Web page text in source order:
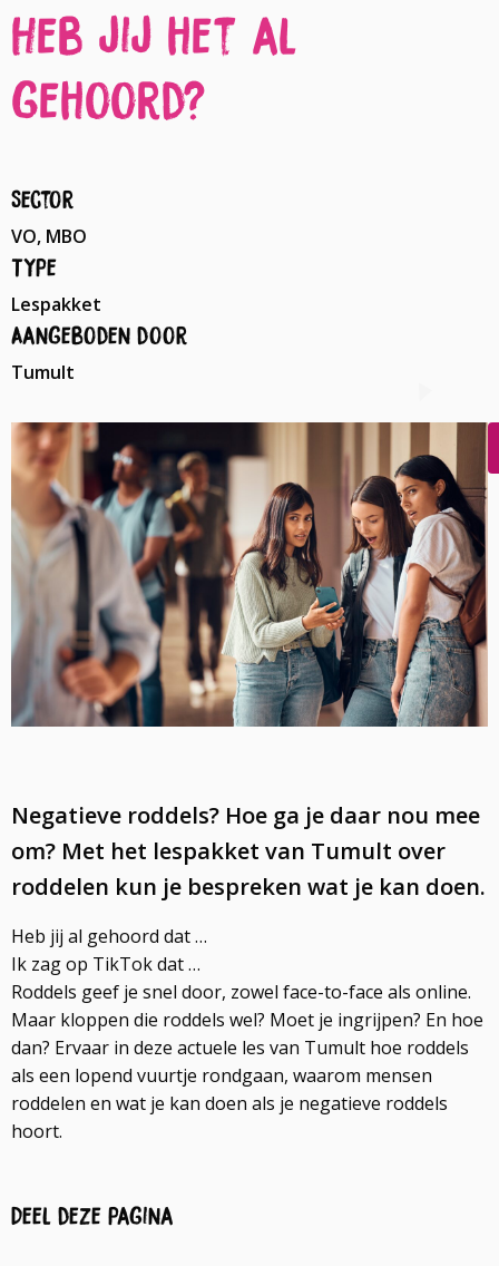
Heb jij het al
gehoord?
Sector
VO, MBO
Type
Lespakket
Aangeboden door
Tumult
Negatieve roddels? Hoe ga je daar nou mee
om? Met het lespakket van Tumult over
roddelen kun je bespreken wat je kan doen.
Heb jij al gehoord dat …
Ik zag op TikTok dat …
Roddels geef je snel door, zowel face-to-face als online.
Maar kloppen die roddels wel? Moet je ingrijpen? En hoe
dan? Ervaar in deze actuele les van Tumult hoe roddels
als een lopend vuurtje rondgaan, waarom mensen
roddelen en wat je kan doen als je negatieve roddels
hoort.
Deel deze pagina